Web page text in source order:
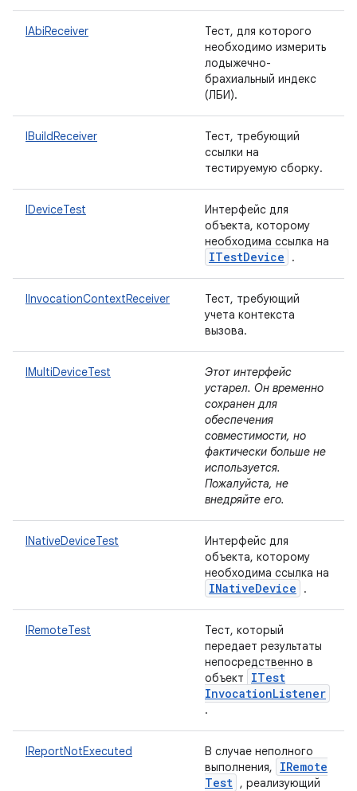
IAbiReceiver
Тест, для которого
необходимо измерить
лодыжечно-
брахиальный индекс
(ЛБИ).
IBuildReceiver
Тест, требующий
ссылки на
тестируемую сборку.
IDeviceTest
Интерфейс для
объекта, которому
необходима ссылка на
ITestDevice .
IInvocationContextReceiver
Тест, требующий
учета контекста
вызова.
IMultiDeviceTest
Этот интерфейс
устарел. Он временно
сохранен для
обеспечения
совместимости, но
фактически больше не
используется.
Пожалуйста, не
внедряйте его.
INativeDeviceTest
Интерфейс для
объекта, которому
необходима ссылка на
INativeDevice .
IRemoteTest
Тест, который
передает результаты
непосредственно в
объект
ITest
InvocationListener
.
IReportNotExecuted
В случае неполного
выполнения,
IRemote
Test , реализующий